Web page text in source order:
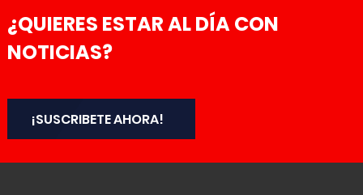
¿QUIERES ESTAR AL DÍA CON
NOTICIAS?
¡SUSCRIBETE AHORA!